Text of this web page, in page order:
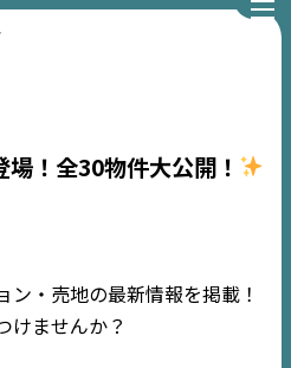
！全30物件大公開！
・売地の最新情報を掲載！
けませんか？